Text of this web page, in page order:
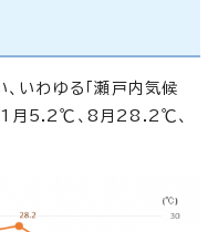
いわゆる「瀬戸内気候
、1月5.2℃、8月28.2℃、